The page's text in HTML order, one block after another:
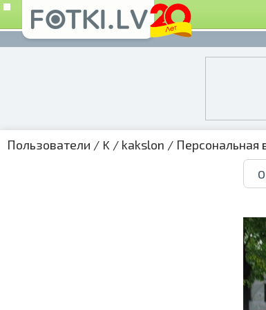
Пользователи / K / kakslon / Персональная